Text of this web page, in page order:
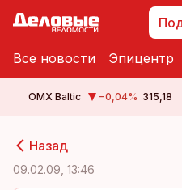
Все новости Эпицентр
OMX Baltic −0,04% 315,18
Назад
09.02.09, 13:46